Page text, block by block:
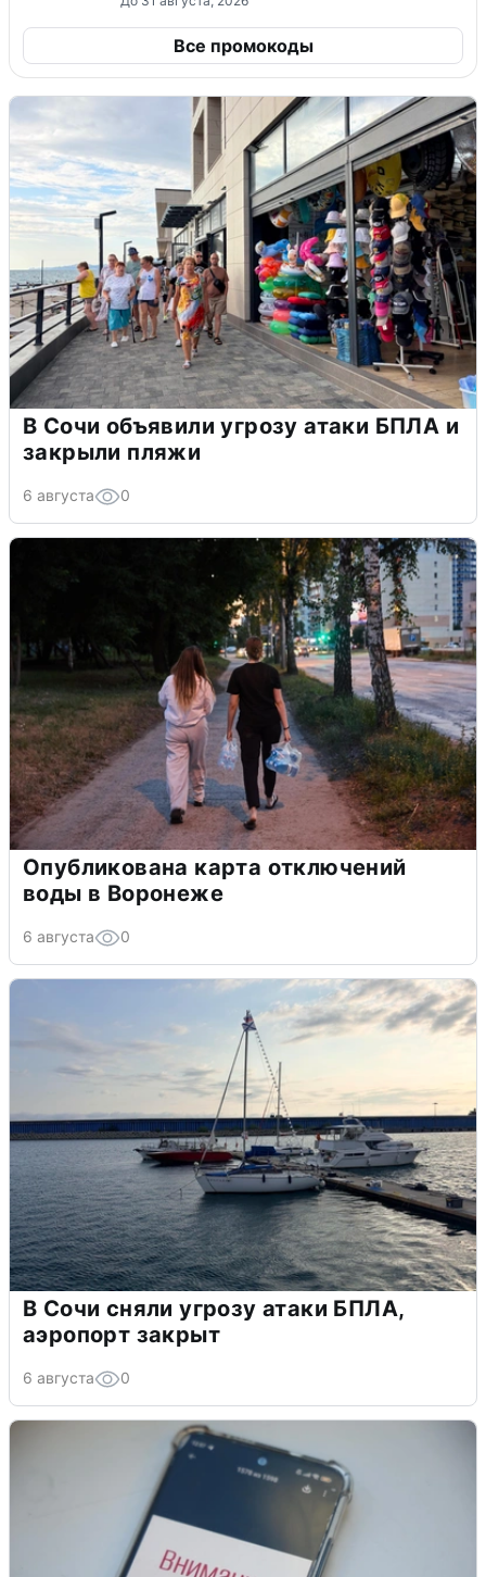
Все промокоды
В Сочи объявили угрозу атаки БПЛА и
закрыли пляжи
6 августа 0
Опубликована карта отключений
воды в Воронеже
6 августа 0
В Сочи сняли угрозу атаки БПЛА,
аэропорт закрыт
6 августа 0